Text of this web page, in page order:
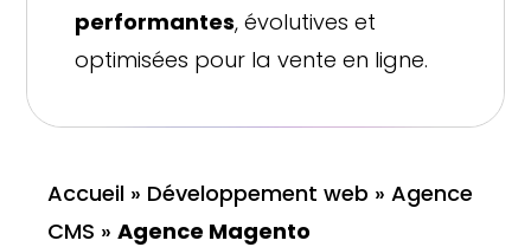
performantes, évolutives et
optimisées pour la vente en ligne.
Accueil » Développement web » Agence
CMS » Agence Magento